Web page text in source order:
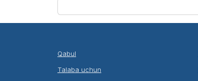
Qabul
Talaba uchun